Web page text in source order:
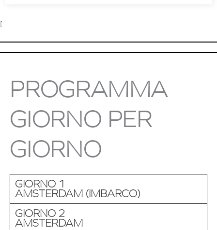
[
PROGRAMMA
GIORNO PER
GIORNO
GIORNO 1
AMSTERDAM (IMBARCO)
GIORNO 2
AMSTERDAM